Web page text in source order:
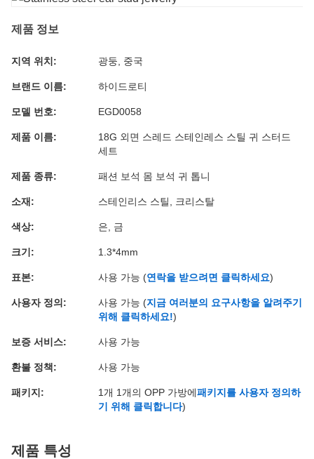
제품 정보
지역 위치: 광둥, 중국
브랜드 이름: 하이드로티
모델 번호: EGD0058
제품 이름:
18G 외면 스레드 스테인레스 스틸 귀 스터드
세트
제품 종류: 패션 보석 몸 보석 귀 톱니
소재: 스테인리스 스틸, 크리스탈
색상: 은, 금
크기: 1.3*4mm
표본: 사용 가능 (연락을 받으려면 클릭하세요)
사용자 정의: 사용 가능 (지금 여러분의 요구사항을 알려주기
위해 클릭하세요!)
보증 서비스: 사용 가능
환불 정책: 사용 가능
패키지: 1개 1개의 OPP 가방에패키지를 사용자 정의하
기 위해 클릭합니다)
제품 특성